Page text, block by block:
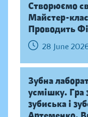
Створюємо
Майстер-
Проводить
28 June
Зубна
усмішку. Гра
зубиська і